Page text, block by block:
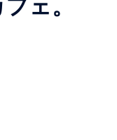
ェ。